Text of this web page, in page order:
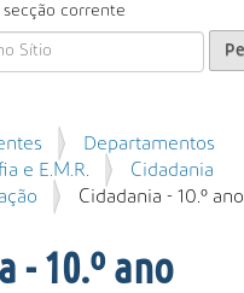
secção corrente
Departamentos
e E.M.R.
Cidadania
Cidadania - 10.º ano
- 10.º ano